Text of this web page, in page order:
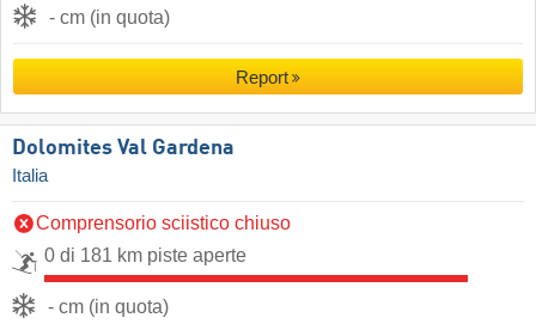
- cm (in quota)
Report
Dolomites Val Gardena
Italia
Comprensorio sciistico chiuso
0 di 181 km piste aperte
- cm (in quota)